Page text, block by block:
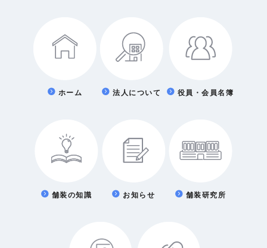
ホーム 法人について 役員・会員名簿
舗装の知識 お知らせ 舗装研究所